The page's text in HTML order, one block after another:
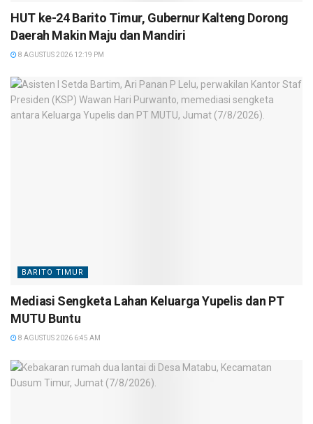
HUT ke-24 Barito Timur, Gubernur Kalteng Dorong
Daerah Makin Maju dan Mandiri
8 AGUSTUS 2026 12:19 PM
BARITO TIMUR
Mediasi Sengketa Lahan Keluarga Yupelis dan PT
MUTU Buntu
8 AGUSTUS 2026 6:45 AM